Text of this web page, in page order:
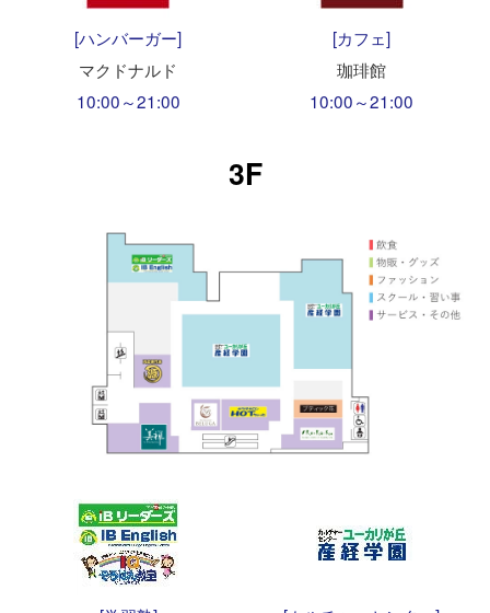
[ハンバーガー]
マクドナルド
10:00～21:00
[カフェ]
珈琲館
10:00～21:00
3F